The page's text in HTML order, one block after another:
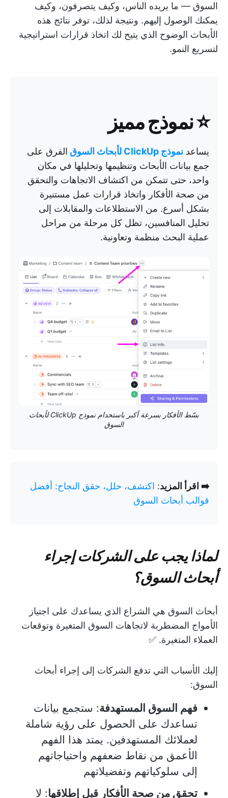
السوق — ما يريده الناس، وكيف يتصرفون، وكيف
يمكنك الوصول إليهم. ونتيجة لذلك، توفر نتائج هذه
الأبحاث الوضوح الذي يتيح لك اتخاذ قرارات استراتيجية
لتسريع النمو.
⭐️ نموذج مميز
يساعد نموذج ClickUp لأبحاث السوق
الفرق على
جمع بيانات الأبحاث وتنظيمها وتحليلها في مكان
واحد، حتى تتمكن من اكتشاف الاتجاهات والتحقق
من صحة الأفكار واتخاذ قرارات عمل مستنيرة
بشكل أسرع. من الاستطلاعات والمقابلات إلى
تحليل المنافسين، تظل كل مرحلة من مراحل
عملية البحث منظمة وتعاونية.
بسّط الأفكار بسرعة أكبر باستخدام نموذج ClickUp لأبحاث
السوق
➡️ اقرأ المزيد: اكتشف، حلل، حقق النجاح: أفضل
قوالب أبحاث السوق
لماذا يجب على الشركات إجراء
أبحاث السوق؟
أبحاث السوق هي الشراع الذي يساعدك على اجتياز
الأمواج المضطربة لاتجاهات السوق المتغيرة وتوقعات
العملاء المتغيرة. ✅
إليك الأسباب التي تدفع الشركات إلى إجراء أبحاث
السوق:
فهم السوق المستهدفة: ستجمع بيانات
تساعدك على الحصول على رؤية شاملة
لعملائك المستهدفين. يمتد هذا الفهم
الأعمق من نقاط ضعفهم واحتياجاتهم
إلى سلوكياتهم وتفضيلاتهم
تحقق من صحة الأفكار قبل إطلاقها: لا